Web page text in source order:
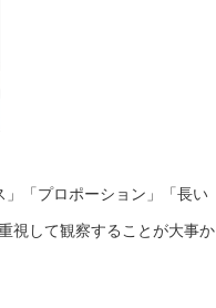
「プロポーション」「長い
視して観察することが大事か